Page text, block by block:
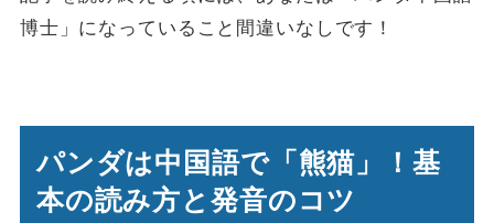
博士」になっていること間違いなしです！
パンダは中国語で「熊猫」！基
本の読み方と発音のコツ